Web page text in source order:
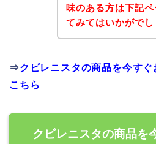
味のある方は下記
てみてはいかがでし
⇒クビレニスタの商品を今す
こちら
クビレニスタの商品を